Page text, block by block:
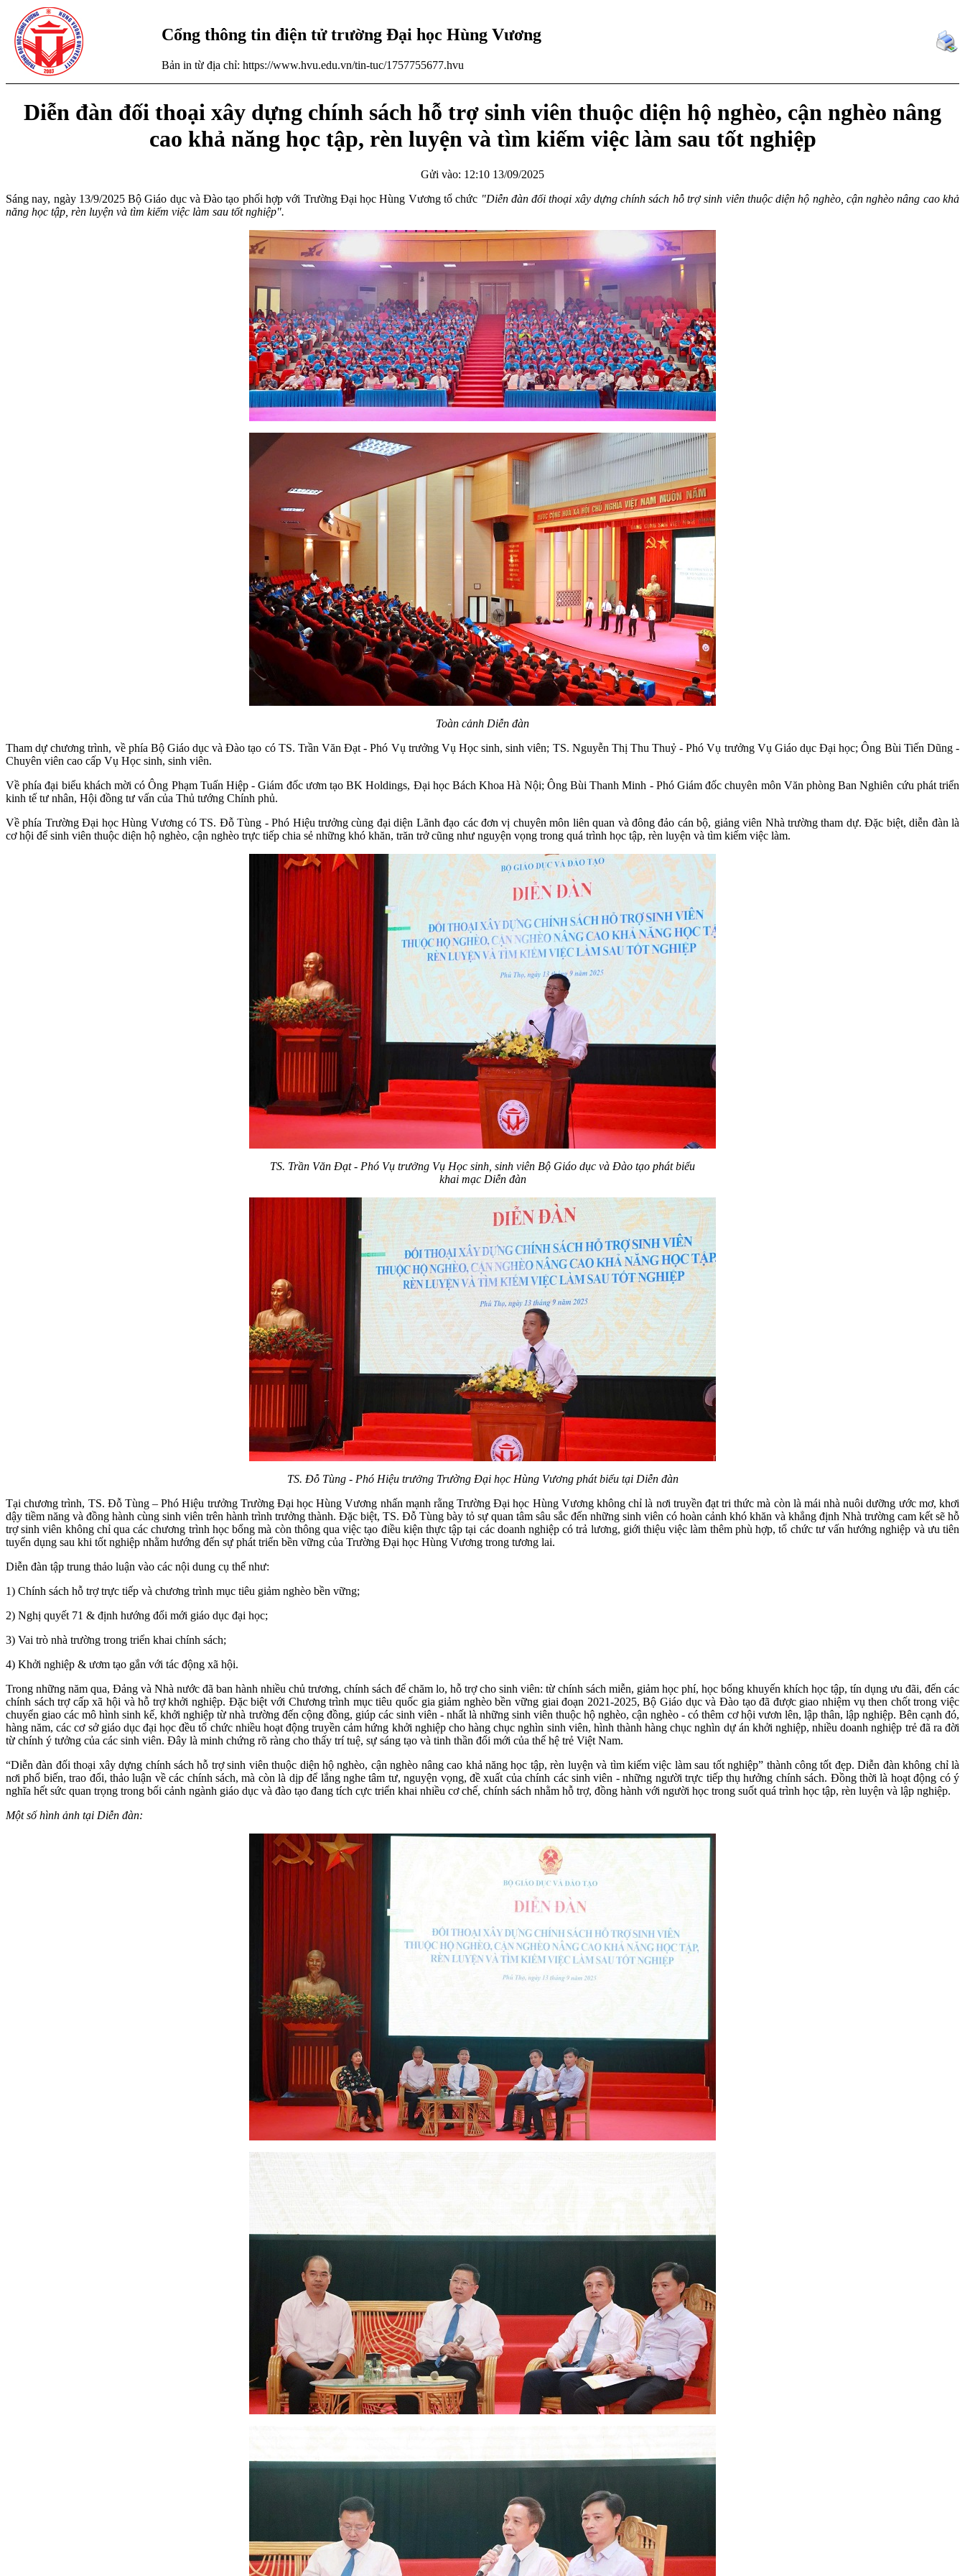
Cổng thông tin điện tử trường Đại học Hùng Vương
Bản in từ địa chỉ: https://www.hvu.edu.vn/tin-tuc/1757755677.hvu
Diễn đàn đối thoại xây dựng chính sách hỗ trợ sinh viên thuộc diện hộ nghèo, cận nghèo nâng
cao khả năng học tập, rèn luyện và tìm kiếm việc làm sau tốt nghiệp
Gửi vào: 12:10 13/09/2025
Sáng nay, ngày 13/9/2025 Bộ Giáo dục và Đào tạo phối hợp với Trường Đại học Hùng Vương tổ chức "Diễn đàn đối thoại xây dựng chính sách hỗ trợ sinh viên thuộc diện hộ nghèo, cận nghèo nâng cao khả
năng học tập, rèn luyện và tìm kiếm việc làm sau tốt nghiệp".
Toàn cảnh Diễn đàn
Tham dự chương trình, về phía Bộ Giáo dục và Đào tạo có TS. Trần Văn Đạt - Phó Vụ trưởng Vụ Học sinh, sinh viên; TS. Nguyễn Thị Thu Thuỷ - Phó Vụ trưởng Vụ Giáo dục Đại học; Ông Bùi Tiến Dũng -
Chuyên viên cao cấp Vụ Học sinh, sinh viên.
Về phía đại biểu khách mời có Ông Phạm Tuấn Hiệp - Giám đốc ươm tạo BK Holdings, Đại học Bách Khoa Hà Nội; Ông Bùi Thanh Minh - Phó Giám đốc chuyên môn Văn phòng Ban Nghiên cứu phát triển
kinh tế tư nhân, Hội đồng tư vấn của Thủ tướng Chính phủ.
Về phía Trường Đại học Hùng Vương có TS. Đỗ Tùng - Phó Hiệu trưởng cùng đại diện Lãnh đạo các đơn vị chuyên môn liên quan và đông đảo cán bộ, giảng viên Nhà trường tham dự. Đặc biệt, diễn đàn là
cơ hội để sinh viên thuộc diện hộ nghèo, cận nghèo trực tiếp chia sẻ những khó khăn, trăn trở cũng như nguyện vọng trong quá trình học tập, rèn luyện và tìm kiếm việc làm.
TS. Trần Văn Đạt- Phó Vụ trưởng Vụ Học sinh, sinh viên Bộ Giáo dục và Đào tạo phát biểu
khai mạcDiễn đàn
TS. Đỗ Tùng - Phó Hiệu trưởng Trường Đại học Hùng Vương phát biểu tại Diễn đàn
Tại chương trình, TS. Đỗ Tùng – Phó Hiệu trưởng Trường Đại học Hùng Vương nhấn mạnh rằng Trường Đại học Hùng Vương không chỉ là nơi truyền đạt tri thức mà còn là mái nhà nuôi dưỡng ước mơ, khơi
dậy tiềm năng và đồng hành cùng sinh viên trên hành trình trưởng thành. Đặc biệt, TS. Đỗ Tùng bày tỏ sự quan tâm sâu sắc đến những sinh viên có hoàn cảnh khó khăn và khẳng định Nhà trường cam kết sẽ hỗ
trợ sinh viên không chỉ qua các chương trình học bổng mà còn thông qua việc tạo điều kiện thực tập tại các doanh nghiệp có trả lương, giới thiệu việc làm thêm phù hợp, tổ chức tư vấn hướng nghiệp và ưu tiên
tuyển dụng sau khi tốt nghiệp nhằm hướng đến sự phát triển bền vững của Trường Đại học Hùng Vương trong tương lai.
Diễn đàn tập trung thảo luận vào các nội dung cụ thể như:
1) Chính sách hỗ trợ trực tiếp và chương trình mục tiêu giảm nghèo bền vững;
2) Nghị quyết 71 & định hướng đổi mới giáo dục đại học;
3) Vai trò nhà trường trong triển khai chính sách;
4) Khởi nghiệp & ươm tạo gắn với tác động xã hội.
Trong những năm qua, Đảng và Nhà nước đã ban hành nhiều chủ trương, chính sách để chăm lo, hỗ trợ cho sinh viên: từ chính sách miễn, giảm học phí, học bổng khuyến khích học tập, tín dụng ưu đãi, đến các
chính sách trợ cấp xã hội và hỗ trợ khởi nghiệp. Đặc biệt với Chương trình mục tiêu quốc gia giảm nghèo bền vững giai đoạn 2021-2025, Bộ Giáo dục và Đào tạo đã được giao nhiệm vụ then chốt trong việc
chuyển giao các mô hình sinh kế, khởi nghiệp từ nhà trường đến cộng đồng, giúp các sinh viên - nhất là những sinh viên thuộc hộ nghèo, cận nghèo - có thêm cơ hội vươn lên, lập thân, lập nghiệp. Bên cạnh đó,
hàng năm, các cơ sở giáo dục đại học đều tổ chức nhiều hoạt động truyền cảm hứng khởi nghiệp cho hàng chục nghìn sinh viên, hình thành hàng chục nghìn dự án khởi nghiệp, nhiều doanh nghiệp trẻ đã ra đời
từ chính ý tưởng của các sinh viên. Đây là minh chứng rõ ràng cho thấy trí tuệ, sự sáng tạo và tinh thần đổi mới của thế hệ trẻ Việt Nam.
“Diễn đàn đối thoại xây dựng chính sách hỗ trợ sinh viên thuộc diện hộ nghèo, cận nghèo nâng cao khả năng học tập, rèn luyện và tìm kiếm việc làm sau tốt nghiệp” thành công tốt đẹp. Diễn đàn không chỉ là
nơi phổ biến, trao đổi, thảo luận về các chính sách, mà còn là dịp để lắng nghe tâm tư, nguyện vọng, đề xuất của chính các sinh viên - những người trực tiếp thụ hưởng chính sách. Đồng thời là hoạt động có ý
nghĩa hết sức quan trọng trong bối cảnh ngành giáo dục và đào tạo đang tích cực triển khai nhiều cơ chế, chính sách nhằm hỗ trợ, đồng hành với người học trong suốt quá trình học tập, rèn luyện và lập nghiệp.
Một số hình ảnh tại Diễn đàn: